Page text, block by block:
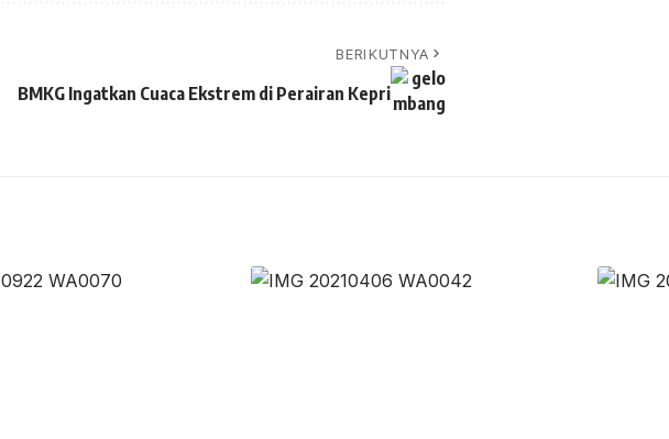
BERIKUTNYA
BMKG Ingatkan Cuaca Ekstrem di Perairan Kepri